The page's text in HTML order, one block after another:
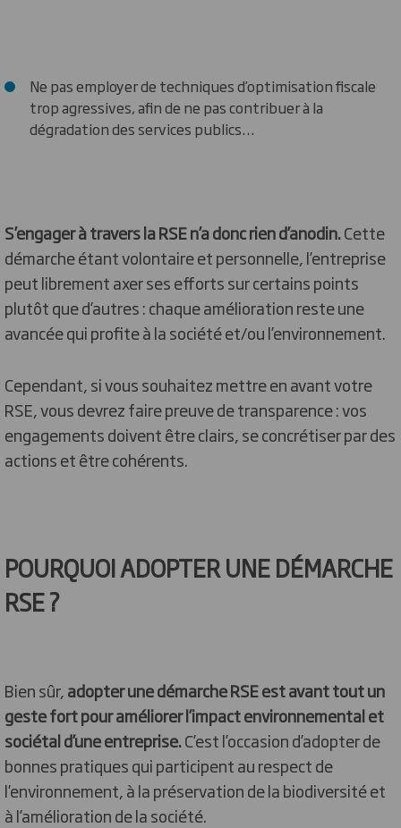
Ne pas employer de techniques d’optimisation fiscale
trop agressives, afin de ne pas contribuer à la
dégradation des services publics…
S’engager à travers la RSE n’a donc rien d’anodin.Cette
démarche étant volontaire et personnelle, l’entreprise
peut librement axer ses efforts sur certains points
plutôt que d’autres : chaque amélioration reste une
avancée qui profite à la société et/ou l’environnement.
Cependant, si vous souhaitez mettre en avant votre
RSE, vous devrez faire preuve de transparence : vos
engagements doivent être clairs, se concrétiser par des
actions et être cohérents.
POURQUOI ADOPTER UNE DÉMARCHE
RSE ?
Bien sûr,adopter une démarche RSE est avant tout un
geste fort pour améliorer l’impact environnemental et
sociétal d’une entreprise.C’est l’occasion d’adopter de
bonnes pratiques qui participent au respect de
l’environnement, à la préservation de la biodiversité et
à l’amélioration de la société.